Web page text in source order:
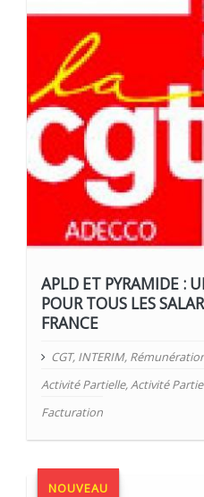
APLD ET PYRAMIDE :
POUR TOUS LES
FRANCE
CGT, INTERIM,
Activité Partielle,Activité
Facturation
NOUVEAU